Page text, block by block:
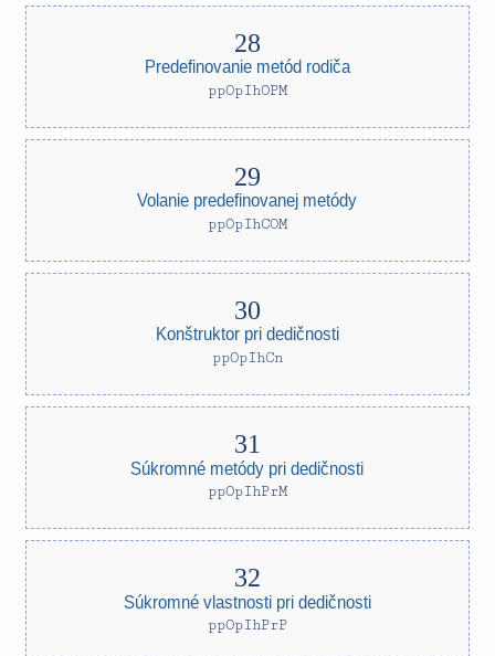
Predefinovanie metód rodiča
ppOpIhOPM
Volanie predefinovanej metódy
ppOpIhCOM
Konštruktor pri dedičnosti
ppOpIhCn
Súkromné metódy pri dedičnosti
ppOpIhPrM
Súkromné vlastnosti pri dedičnosti
ppOpIhPrP